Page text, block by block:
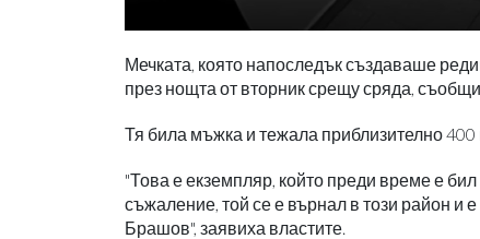
Мечката, която напоследък създаваше
през нощта от вторник срещу сряда,
Тя била мъжка и тежала приблизително 400
"Това е екземпляр, който преди време е
съжаление, той се е върнал в този район и
Брашов", заявиха властите.